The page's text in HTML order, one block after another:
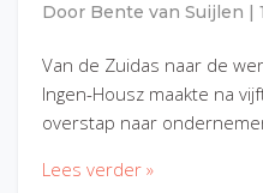
Door Bente van Suijlen
Van de Zuidas naar de
Ingen-Housz maakte na
overstap naar
Lees verder »